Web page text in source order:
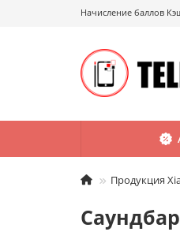
Начисление баллов
Продукция